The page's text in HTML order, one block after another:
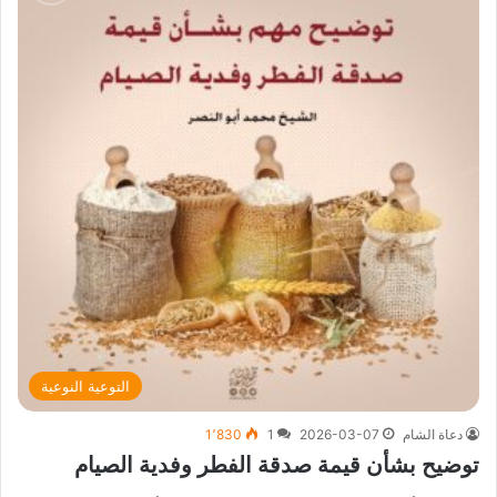
التوعية النوعية
دعاة الشام 2026-03-07
1 1٬830
توضيح بشأن قيمة صدقة الفطر وفدية الصيام